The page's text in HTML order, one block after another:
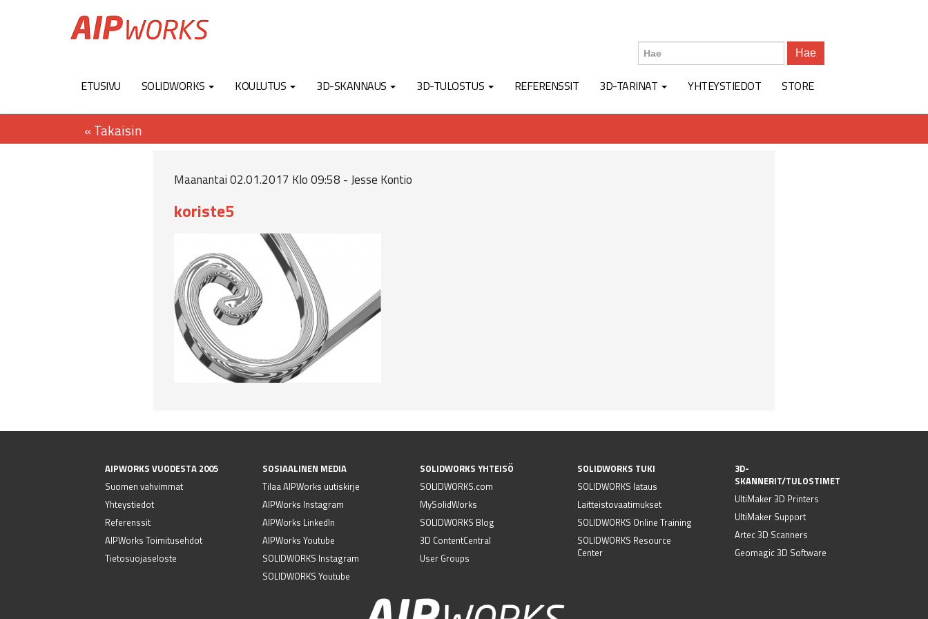
Hae
ETUSIVU SOLIDWORKS KOULUTUS 3D-SKANNAUS 3D-TULOSTUS REFERENSSIT 3D-TARINAT YHTEYSTIEDOT STORE
Maanantai 02.01.2017 Klo 09:58 - Jesse Kontio
koriste5
AIPWORKS VUODESTA 2005
Suomen vahvimmat
Yhteystiedot
Referenssit
AIPWorks Toimitusehdot
Tietosuojaseloste
SOSIAALINEN MEDIA
Tilaa AIPWorks uutiskirje
AIPWorks Instagram
AIPWorks LinkedIn
AIPWorks Youtube
SOLIDWORKS Instagram
SOLIDWORKS Youtube
SOLIDWORKS YHTEISÖ
SOLIDWORKS.com
MySolidWorks
SOLIDWORKS Blog
3D ContentCentral
User Groups
SOLIDWORKS TUKI
SOLIDWORKS lataus
Laitteistovaatimukset
SOLIDWORKS Online Training
SOLIDWORKS Resource
Center
3D-
SKANNERIT/TULOSTIMET
UltiMaker 3D Printers
UltiMaker Support
Artec 3D Scanners
Geomagic 3D Software